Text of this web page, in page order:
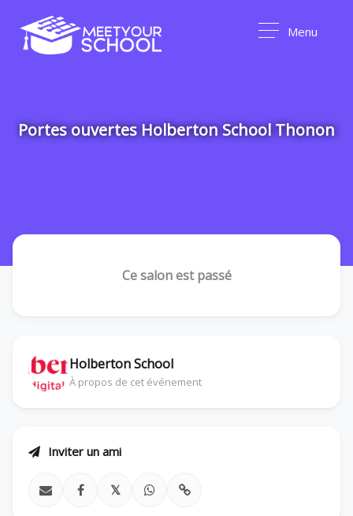
Menu
Portes ouvertes Holberton School Thonon
Ce salon est passé
Holberton School
À propos de cet événement
Inviter un ami
𝕏